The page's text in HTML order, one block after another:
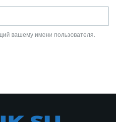
вашему имени пользователя.